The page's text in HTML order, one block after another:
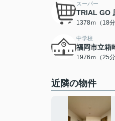
スーパー
TRIAL GO
1378ｍ（18分
中学校
福岡市立箱
1976ｍ（25分
近隣の物件